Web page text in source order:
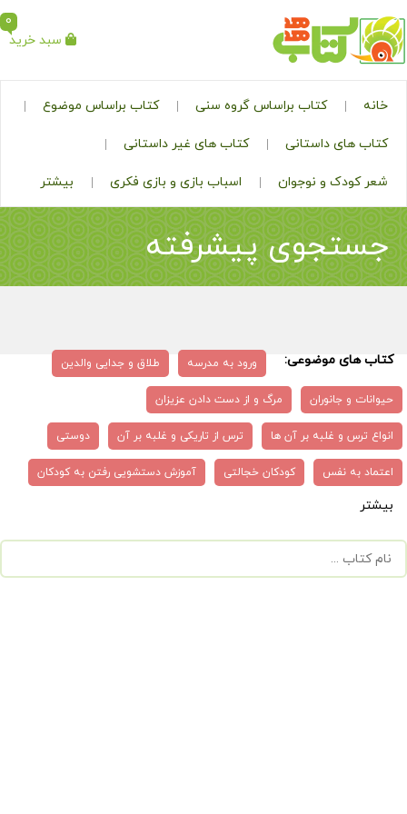
سبد خرید
0
خانه کتاب براساس گروه سنی کتاب براساس موضوع
کتاب های داستانی کتاب های غیر داستانی
شعر کودک و نوجوان اسباب بازی و بازی فکری بیشتر
جستجوی پیشرفته
کتاب های موضوعی: ورود به مدرسه طلاق و جدایی والدین
حیوانات و جانوران مرگ و از دست دادن عزیزان
انواع ترس و غلبه بر آن ها ترس از تاریکی و غلبه بر آن دوستی
اعتماد به نفس کودکان خجالتی آموزش دستشویی رفتن به کودکان
بیشتر